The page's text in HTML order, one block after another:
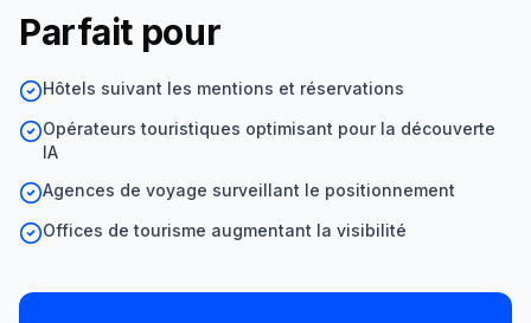
Parfait pour
Hôtels suivant les mentions et réservations
Opérateurs touristiques optimisant pour la découverte
IA
Agences de voyage surveillant le positionnement
Offices de tourisme augmentant la visibilité